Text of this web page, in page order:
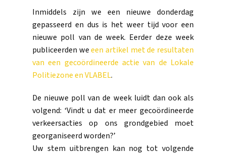
Inmiddels zijn we een nieuwe donderdag
gepasseerd en dus is het weer tijd voor een
nieuwe poll van de week. Eerder deze week
publiceerden weeen artikel met de resultaten
van een gecoördineerde actie van de Lokale
Politiezone en VLABEL.
De nieuwe poll van de week luidt dan ook als
volgend: ‘Vindt u dat er meer gecoördineerde
verkeersacties op ons grondgebied moet
georganiseerd worden?’
Uw stem uitbrengen kan nog tot volgende